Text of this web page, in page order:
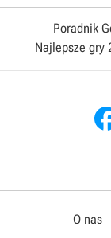
Poradnik
Najlepsze gry
O nas